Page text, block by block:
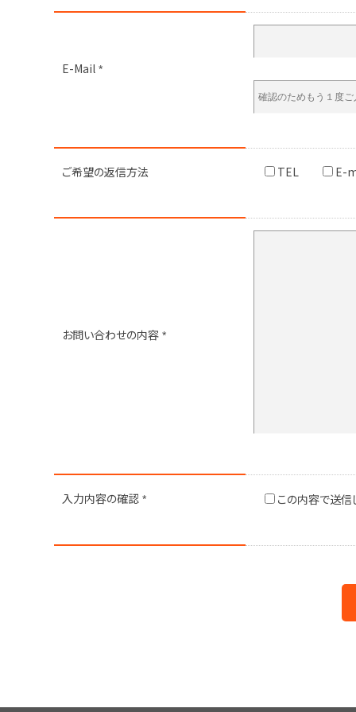
E-Mail *
ご希望の返信方法 TEL E-
お問い合わせの内容 *
入力内容の確認 * この内容で送信